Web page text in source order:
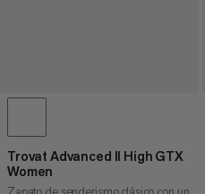
Trovat Advanced II High GTX
Women